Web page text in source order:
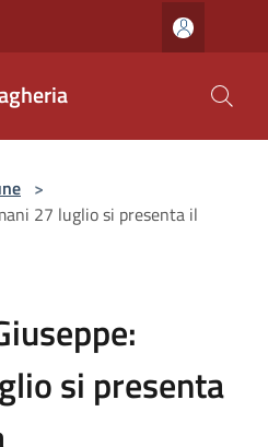
>
27 luglio si presenta il
si presenta